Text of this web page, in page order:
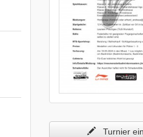
Turnier